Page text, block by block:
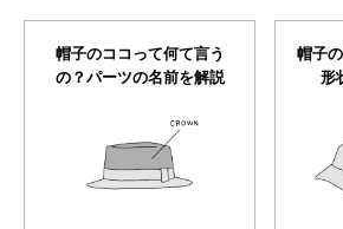
帽子のココって何て言う
の？パーツの名前を解説
帽子
形